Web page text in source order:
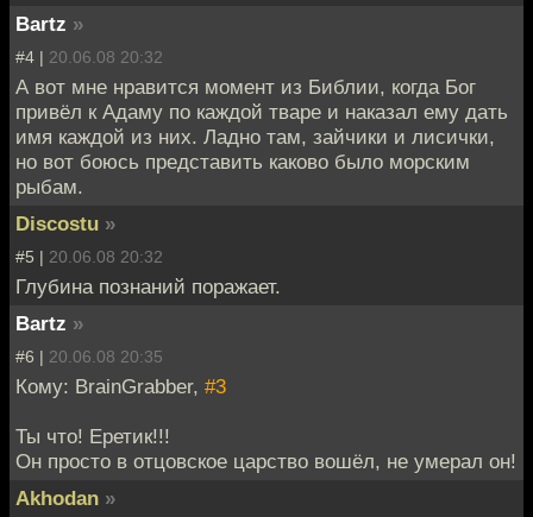
Bartz »
#4 | 20.06.08 20:32
А вот мне нравится момент из Библии, когда Бог
привёл к Адаму по каждой тваре и наказал ему дать
имя каждой из них. Ладно там, зайчики и лисички,
но вот боюсь представить каково было морским
рыбам.
Discostu »
#5 | 20.06.08 20:32
Глубина познаний поражает.
Bartz »
#6 | 20.06.08 20:35
Кому: BrainGrabber, #3
Ты что! Еретик!!!
Он просто в отцовское царство вошёл, не умерал он!
Akhodan »